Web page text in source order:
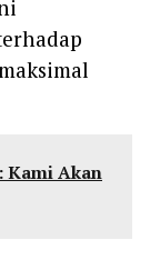
Kami Akan